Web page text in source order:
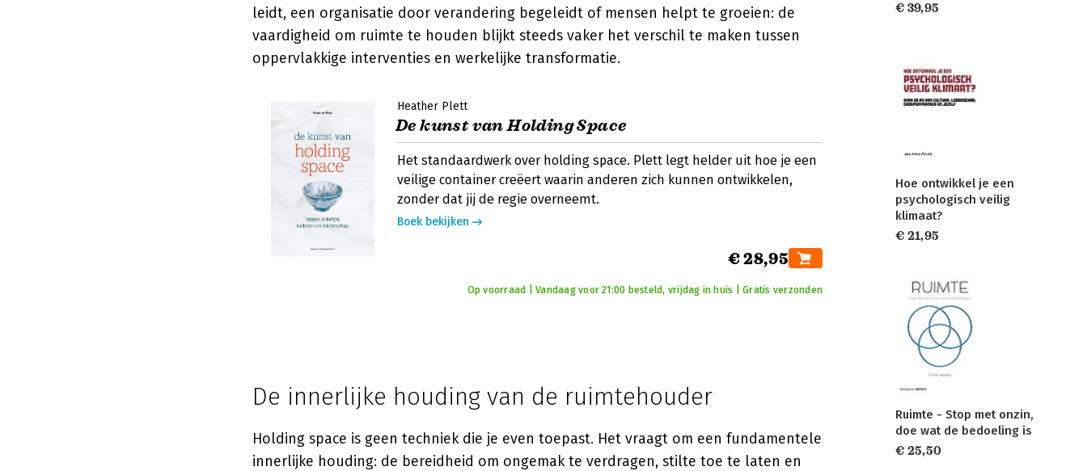
leidt, een organisatie door verandering begeleidt of mensen helpt te groeien: de
vaardigheid om ruimte te houden blijkt steeds vaker het verschil te maken tussen
oppervlakkige interventies en werkelijke transformatie.
Heather Plett
De kunst van Holding Space
Het standaardwerk over holding space. Plett legt helder uit hoe je een
veilige container creëert waarin anderen zich kunnen ontwikkelen,
zonder dat jij de regie overneemt.
Boek bekijken
€ 28,95
Op voorraad | Vandaag voor 21:00 besteld, vrijdag in huis | Gratis verzonden
De innerlijke houding van de ruimtehouder
Holding space is geen techniek die je even toepast. Het vraagt om een fundamentele
innerlijke houding: de bereidheid om ongemak te verdragen, stilte toe te laten en
€ 39,95
Hoe ontwikkel je een
psychologisch veilig
klimaat?
€ 21,95
Ruimte - Stop met onzin,
doe wat de bedoeling is
€ 25,50